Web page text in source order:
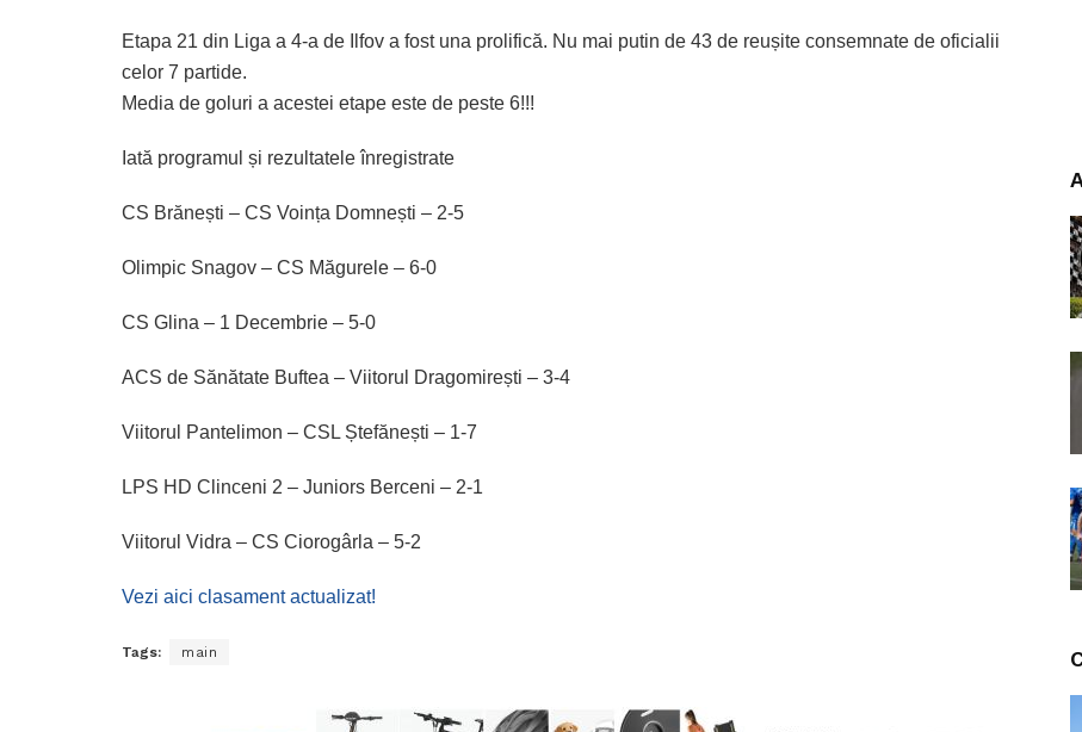
Etapa 21 din Liga a 4-a de Ilfov a fost una prolifică. Nu mai putin de 43 de reușite consemnate de oficialii
celor 7 partide.
Media de goluri a acestei etape este de peste 6!!!
Iată programul și rezultatele înregistrate
CS Brănești – CS Voința Domnești – 2-5
Olimpic Snagov – CS Măgurele – 6-0
CS Glina – 1 Decembrie – 5-0
ACS de Sănătate Buftea – Viitorul Dragomirești – 3-4
Viitorul Pantelimon – CSL Ștefănești – 1-7
LPS HD Clinceni 2 – Juniors Berceni – 2-1
Viitorul Vidra – CS Ciorogârla – 5-2
Vezi aici clasament actualizat!
Tags: main